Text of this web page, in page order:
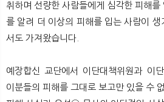
취하며 선량한 사람들에게 심각한 피해를
를 알려 더 이상의 피해를 입는 사람이 생
서도 가져왔습니다.
예장합신 교단에서 이단대책위원과 이
이분들의 피해를 그대로 보고만 있을 수